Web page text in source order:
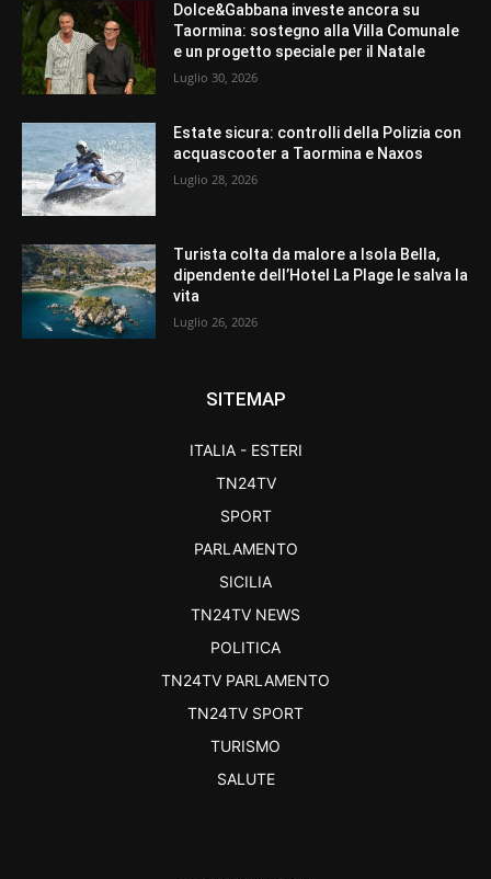
Dolce&Gabbana investe ancora su
Taormina: sostegno alla Villa Comunale
e un progetto speciale per il Natale
Luglio 30, 2026
Estate sicura: controlli della Polizia con
acquascooter a Taormina e Naxos
Luglio 28, 2026
Turista colta da malore a Isola Bella,
dipendente dell’Hotel La Plage le salva la
vita
Luglio 26, 2026
SITEMAP
ITALIA - ESTERI
TN24TV
SPORT
PARLAMENTO
SICILIA
TN24TV NEWS
POLITICA
TN24TV PARLAMENTO
TN24TV SPORT
TURISMO
SALUTE